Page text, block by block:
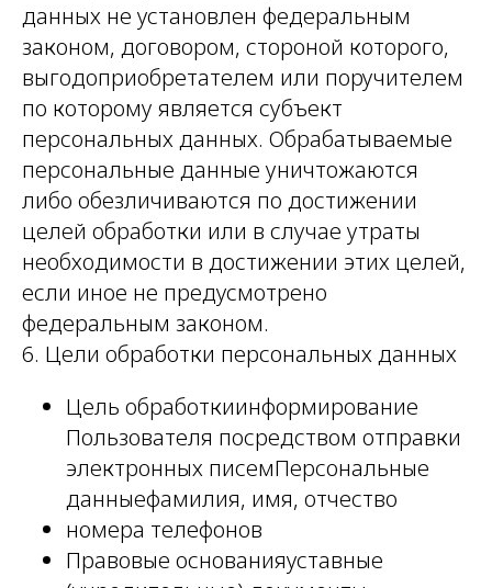
данных не установлен федеральным
законом, договором, стороной которого,
выгодоприобретателем или поручителем
по которому является субъект
персональных данных. Обрабатываемые
персональные данные уничтожаются
либо обезличиваются по достижении
целей обработки или в случае утраты
необходимости в достижении этих целей,
если иное не предусмотрено
федеральным законом.
6. Цели обработки персональных данных
Цель обработкиинформирование
Пользователя посредством отправки
электронных писемПерсональные
данныефамилия, имя, отчество
номера телефонов
Правовые основанияуставные